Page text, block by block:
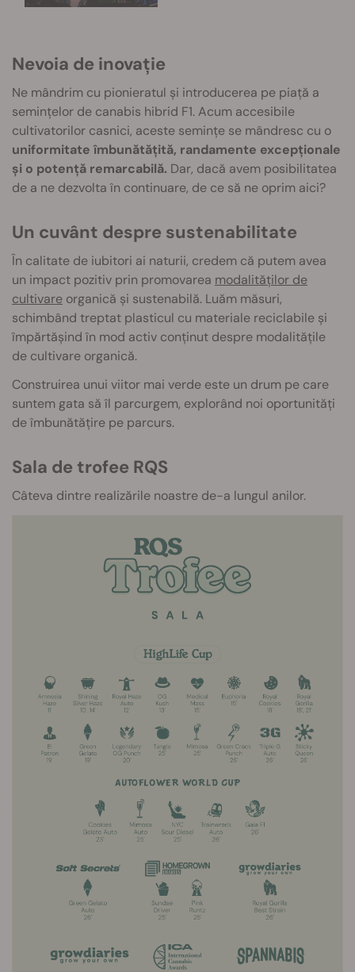
Nevoia de inovație
Ne mândrim cu pionieratul și introducerea pe piață a
semințelor de canabis hibrid F1. Acum accesibile
cultivatorilor casnici, aceste semințe se mândresc cu o
uniformitate îmbunătățită, randamente excepționale
și o potență remarcabilă. Dar, dacă avem posibilitatea
de a ne dezvolta în continuare, de ce să ne oprim aici?
Un cuvânt despre sustenabilitate
În calitate de iubitori ai naturii, credem că putem avea
un impact pozitiv prin promovarea modalităților de
cultivare organică și sustenabilă. Luăm măsuri,
schimbând treptat plasticul cu materiale reciclabile și
împărtășind în mod activ conținut despre modalitățile
de cultivare organică.
Construirea unui viitor mai verde este un drum pe care
suntem gata să îl parcurgem, explorând noi oportunități
de îmbunătățire pe parcurs.
Sala de trofee RQS
Câteva dintre realizările noastre de-a lungul anilor.